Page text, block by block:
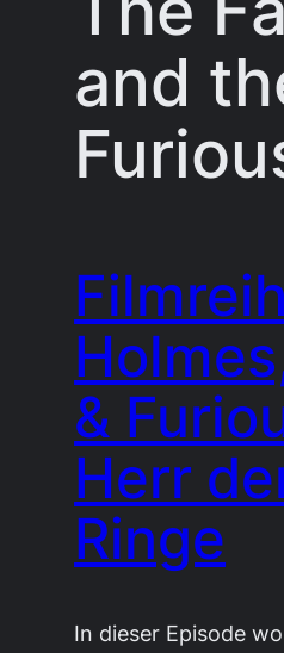
and
&
Herr
Ringe
In dieser Episode